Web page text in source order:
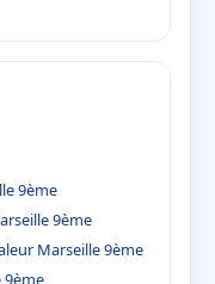
9ème
9ème
Marseille 9ème
9ème